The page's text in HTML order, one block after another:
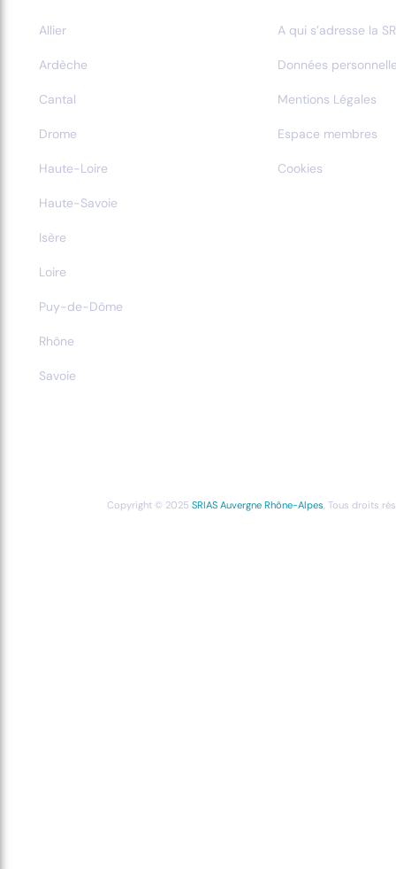
Allier
Ardèche
Cantal
Drome
Haute-Loire
Haute-Savoie
Isère
Loire
Puy-de-Dôme
Rhône
Savoie
A qui s’adresse la
Données
Mentions Légales
Espace membres
Cookies
Copyright © 2025 SRIAS Auvergne Rhône-Alpes, Tous droits